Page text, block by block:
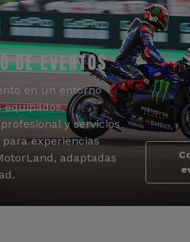
DE EVENTOS
en un entorno
equipados,
y servicios
experiencias
adaptadas